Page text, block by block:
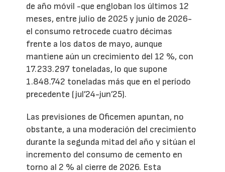
de año móvil -que engloban los últimos 12
meses, entre julio de 2025 y junio de 2026-
el consumo retrocede cuatro décimas
frente a los datos de mayo, aunque
mantiene aún un crecimiento del 12 %, con
17.233.297 toneladas, lo que supone
1.848.742 toneladas más que en el período
precedente (jul’24-jun’25).
Las previsiones de Oficemen apuntan, no
obstante, a una moderación del crecimiento
durante la segunda mitad del año y sitúan el
incremento del consumo de cemento en
torno al 2 % al cierre de 2026. Esta